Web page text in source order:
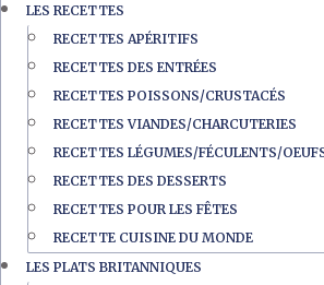
LES RECETTES
RECETTES APÉRITIFS
RECETTES DES ENTRÉES
RECETTES POISSONS/CRUSTACÉS
RECETTES VIANDES/CHARCUTERIES
RECETTES LÉGUMES/FÉCULENTS/
RECETTES DES DESSERTS
RECETTES POUR LES FÊTES
RECETTE CUISINE DU MONDE
LES PLATS BRITANNIQUES